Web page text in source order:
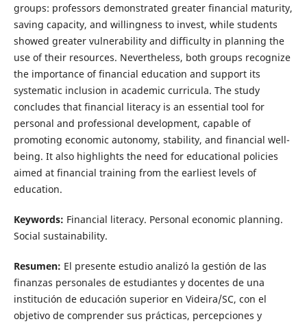
groups: professors demonstrated greater financial maturity,
saving capacity, and willingness to invest, while students
showed greater vulnerability and difficulty in planning the
use of their resources. Nevertheless, both groups recognize
the importance of financial education and support its
systematic inclusion in academic curricula. The study
concludes that financial literacy is an essential tool for
personal and professional development, capable of
promoting economic autonomy, stability, and financial well-
being. It also highlights the need for educational policies
aimed at financial training from the earliest levels of
education.
Keywords: Financial literacy. Personal economic planning.
Social sustainability.
Resumen: El presente estudio analizó la gestión de las
finanzas personales de estudiantes y docentes de una
institución de educación superior en Videira/SC, con el
objetivo de comprender sus prácticas, percepciones y